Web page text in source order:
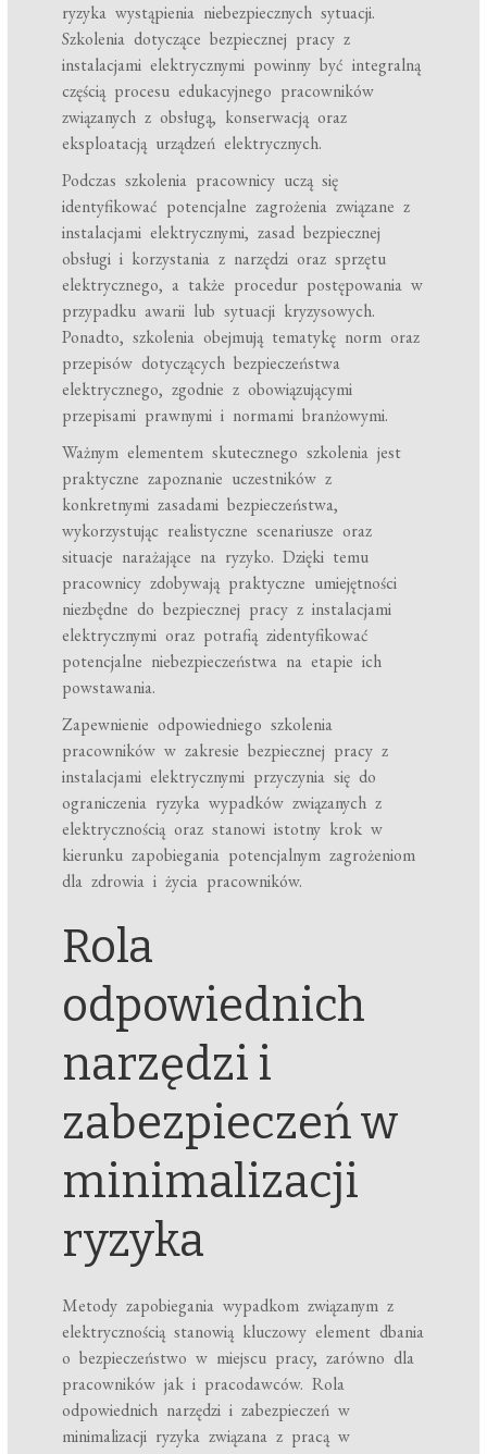
ryzyka wystąpienia niebezpiecznych sytuacji.
Szkolenia dotyczące bezpiecznej pracy z
instalacjami elektrycznymi powinny być integralną
częścią procesu edukacyjnego pracowników
związanych z obsługą, konserwacją oraz
eksploatacją urządzeń elektrycznych.
Podczas szkolenia pracownicy uczą się
identyfikować potencjalne zagrożenia związane z
instalacjami elektrycznymi, zasad bezpiecznej
obsługi i korzystania z narzędzi oraz sprzętu
elektrycznego, a także procedur postępowania w
przypadku awarii lub sytuacji kryzysowych.
Ponadto, szkolenia obejmują tematykę norm oraz
przepisów dotyczących bezpieczeństwa
elektrycznego, zgodnie z obowiązującymi
przepisami prawnymi i normami branżowymi.
Ważnym elementem skutecznego szkolenia jest
praktyczne zapoznanie uczestników z
konkretnymi zasadami bezpieczeństwa,
wykorzystując realistyczne scenariusze oraz
situacje narażające na ryzyko. Dzięki temu
pracownicy zdobywają praktyczne umiejętności
niezbędne do bezpiecznej pracy z instalacjami
elektrycznymi oraz potrafią zidentyfikować
potencjalne niebezpieczeństwa na etapie ich
powstawania.
Zapewnienie odpowiedniego szkolenia
pracowników w zakresie bezpiecznej pracy z
instalacjami elektrycznymi przyczynia się do
ograniczenia ryzyka wypadków związanych z
elektrycznością oraz stanowi istotny krok w
kierunku zapobiegania potencjalnym zagrożeniom
dla zdrowia i życia pracowników.
Rola
odpowiednich
narzędzi i
zabezpieczeń w
minimalizacji
ryzyka
Metody zapobiegania wypadkom związanym z
elektrycznością stanowią kluczowy element dbania
o bezpieczeństwo w miejscu pracy, zarówno dla
pracowników jak i pracodawców. Rola
odpowiednich narzędzi i zabezpieczeń w
minimalizacji ryzyka związana z pracą w